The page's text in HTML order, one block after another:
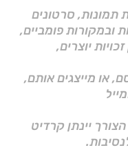
תמונות, סרטונים
ובמקורות פומביים,
27א לחוק זכויות יוצרים,
או מייצגים אותם,
יינתן קרדיט